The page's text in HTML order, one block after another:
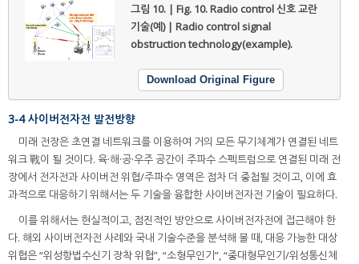
그림 10. | Fig. 10.Radio control 신호 교란
기술(예) | Radio control signal
obstruction technology(example).
Download Original Figure
3-4 사이버전자전 발전방향
미래 전장은 초연결 네트워크를 이용하여 거의 모든 무기체계가 연결된 네트
워크 戰이 될 것이다. 육·해·공·우주 공간이 주파수 스펙트럼으로 연결된 미래 전
장에서 전자전과 사이버전 위협/주파수 영역은 점차 더 중첩될 것이고, 이에 효
과적으로 대응하기 위해서는 두 기술을 융합한 사이버전자전 기술이 필요하다.
이를 위해서는 현실적이고, 점진적인 방안으로 사이버전자전에 접근해야 한
다. 해외 사이버전자전 사례와 국내 기술수준을 분석해 볼 때, 대응 가능한 대상
위협은 “위성항법수신기 장착 위협”, “소형무인기”, “중대형무인기/위성통신체